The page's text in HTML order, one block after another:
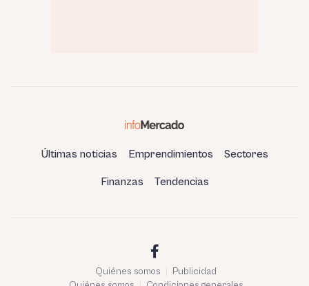
Últimas noticias Emprendimientos Sectores
Finanzas Tendencias
Quiénes somos
Publicidad